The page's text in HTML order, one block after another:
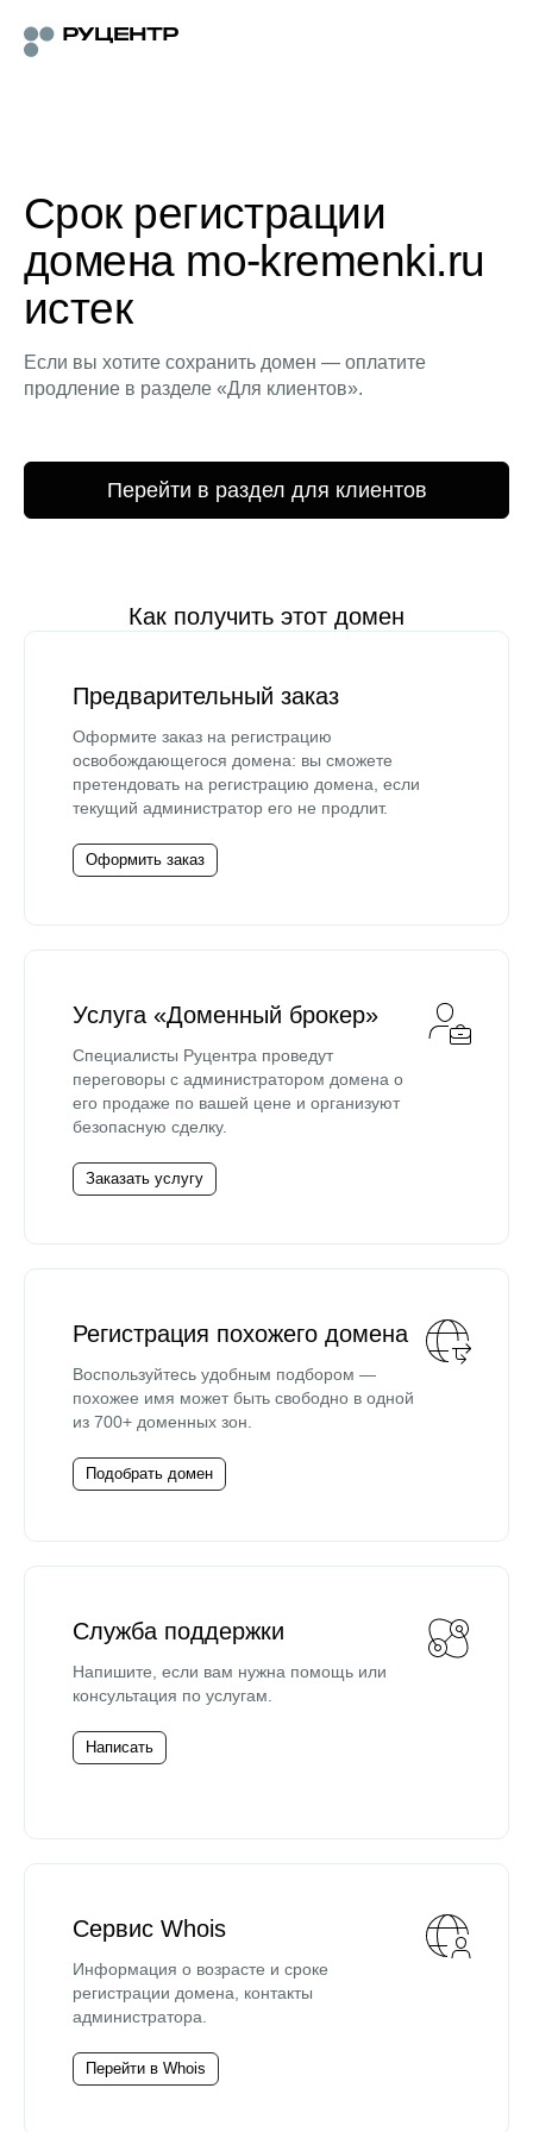
Срок регистрации
домена mo-kremenki.ru
истек
Если вы хотите сохранить домен — оплатите
продление в разделе «Для клиентов».
Перейти в раздел для клиентов
Как получить этот домен
Предварительный заказ
Оформите заказ на регистрацию
освобождающегося домена: вы сможете
претендовать на регистрацию домена, если
текущий администратор его не продлит.
Оформить заказ
Услуга «Доменный брокер»
Специалисты Руцентра проведут
переговоры с администратором домена о
его продаже по вашей цене и организуют
безопасную сделку.
Заказать услугу
Регистрация похожего домена
Воспользуйтесь удобным подбором —
похожее имя может быть свободно в одной
из 700+ доменных зон.
Подобрать домен
Служба поддержки
Напишите, если вам нужна помощь или
консультация по услугам.
Написать
Сервис Whois
Информация о возрасте и сроке
регистрации домена, контакты
администратора.
Перейти в Whois